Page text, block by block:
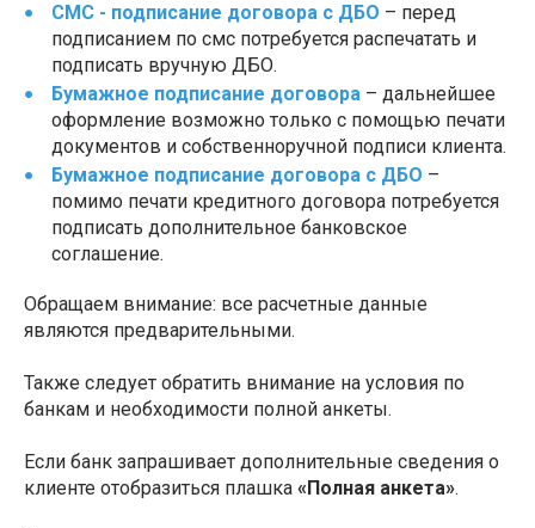
СМС - подписание договора с ДБО – перед
подписанием по смс потребуется распечатать и
подписать вручную ДБО.
Бумажное подписание договора– дальнейшее
оформление возможно только с помощью печати
документов и собственноручной подписи клиента.
Бумажное подписание договора с ДБО –
помимо печати кредитного договора потребуется
подписать дополнительное банковское
соглашение.
Обращаем внимание: все расчетные данные
являются предварительными.
Также следует обратить внимание на условия по
банкам и необходимости полной анкеты.
Если банк запрашивает дополнительные сведения о
клиенте отобразиться плашка «Полная анкета».